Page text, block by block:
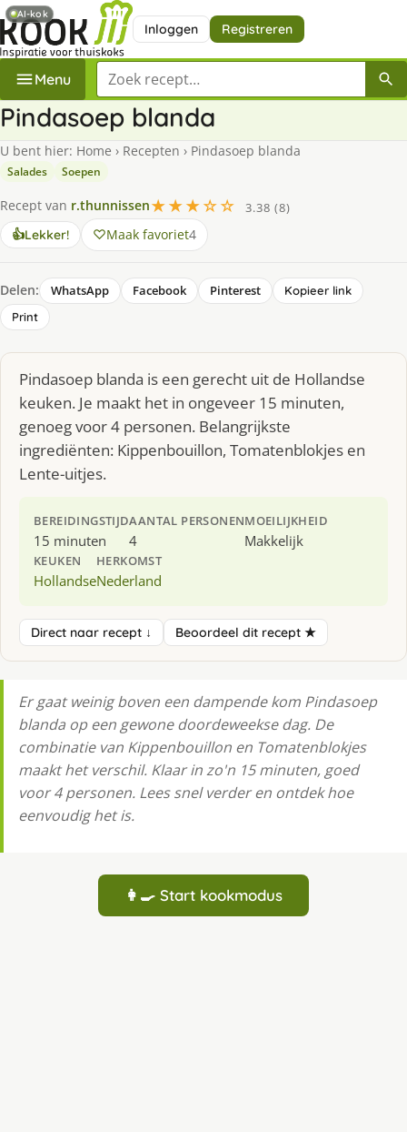
Inloggen Registreren
Menu Zoek een recept
Pindasoep blanda
U bent hier: Home › Recepten › Pindasoep blanda
Salades Soepen
Recept van r.thunnissen★★★☆☆
3.38 (8)
👍Lekker! Maak favoriet4
Delen: WhatsApp Facebook Pinterest
Kopieer link
Print
Pindasoep blanda is een gerecht uit de Hollandse
keuken. Je maakt het in ongeveer 15 minuten,
genoeg voor 4 personen. Belangrijkste
ingrediënten: Kippenbouillon, Tomatenblokjes en
Lente-uitjes.
BEREIDINGSTIJD
15 minuten
AANTAL PERSONEN
4
MOEILIJKHEID
Makkelijk
KEUKEN
Hollandse
HERKOMST
Nederland
Direct naar recept ↓ Beoordeel dit recept ★
Er gaat weinig boven een dampende kom Pindasoep
blanda op een gewone doordeweekse dag. De
combinatie van Kippenbouillon en Tomatenblokjes
maakt het verschil. Klaar in zo'n 15 minuten, goed
voor 4 personen. Lees snel verder en ontdek hoe
eenvoudig het is.
👩‍🍳 Start kookmodus
AI-kok